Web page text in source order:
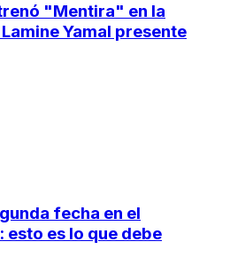
"Mentira" en la
Yamal presente
fecha en el
esto es lo que debe